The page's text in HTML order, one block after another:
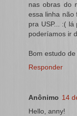
nas obras do
essa linha não
pra USP... :(
poderíamos ir
Bom estudo
Responder
Anônimo 14
Hello, anny!